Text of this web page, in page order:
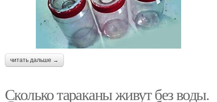
читать дальше →
Сколько тараканы живут без воды.